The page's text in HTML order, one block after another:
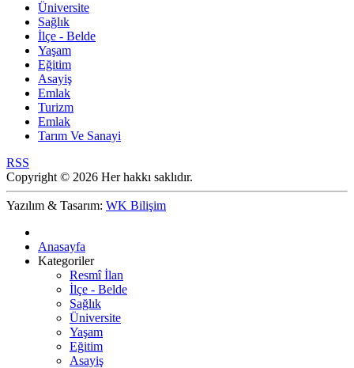
Üniversite
Sağlık
İlçe - Belde
Yaşam
Eğitim
Asayiş
Emlak
Turizm
Emlak
Tarım Ve Sanayi
RSS
Copyright © 2026 Her hakkı saklıdır.
Yazılım & Tasarım: WK Bilişim
Anasayfa
Kategoriler
Resmî İlan
İlçe - Belde
Sağlık
Üniversite
Yaşam
Eğitim
Asayiş